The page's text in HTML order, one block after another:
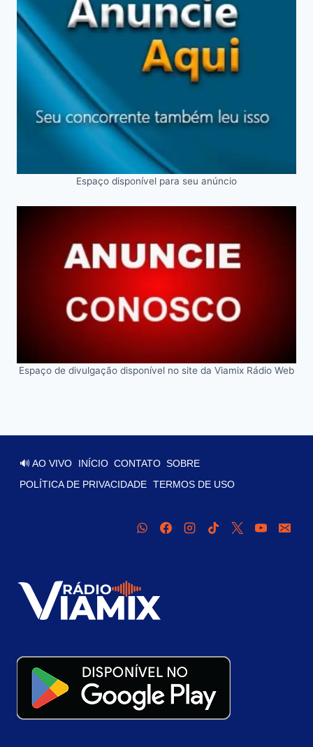
Espaço disponível para seu anúncio
Espaço de divulgação disponível no site da Viamix Rádio Web
🔊 AO VIVO INÍCIO CONTATO SOBRE
POLÍTICA DE PRIVACIDADE TERMOS DE USO